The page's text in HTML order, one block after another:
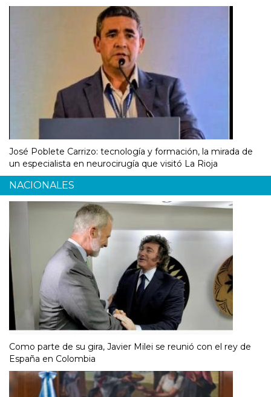
José Poblete Carrizo: tecnología y formación, la mirada de
un especialista en neurocirugía que visitó La Rioja
NACIONALES
Como parte de su gira, Javier Milei se reunió con el rey de
España en Colombia